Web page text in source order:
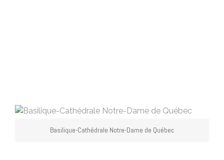
Basilique-Cathédrale Notre-Dame de Québec